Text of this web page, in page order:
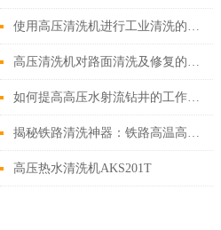
使用高压清洗机进行工业清洗的重要意义
高压清洗机对路面清洗及修复的优势
如何提高高压水射流钻井的工作效率
揭秘铁路清洗神器：铁路高温高压清洗机的神奇功能
高压热水清洗机AKS201T